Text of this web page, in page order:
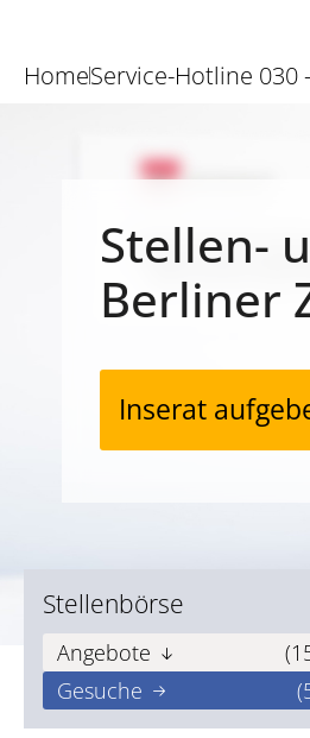
HomeService-Hotline 030
Stellen-
Berliner
Inserat
Stellenbörse
Angebote
Gesuche